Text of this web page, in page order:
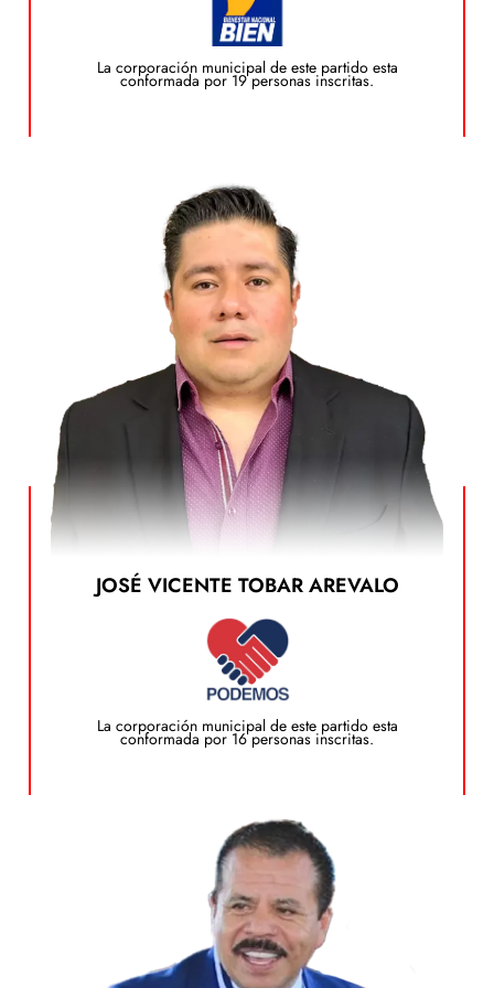
La corporación municipal de este partido esta
conformada por 19 personas inscritas.
Plan de Gobierno
JOSÉ VICENTE TOBAR AREVALO
La corporación municipal de este partido esta
conformada por 16 personas inscritas.
Plan de Gobierno
Actualmente este partido no cuenta con un plan
de gobierno por escrito, anclado a sus redes
sociales o accesible mediante un enlace, de ser
publicarlo estará disponible en el siguiente botón: